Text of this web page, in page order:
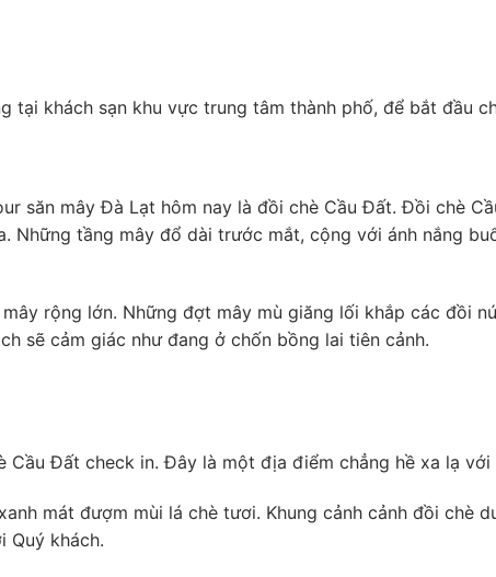
tại khách sạn khu vực trung tâm thành phố, để bắt đầu
săn mây Đà Lạt hôm nay là đồi chè Cầu Đất. Đồi chè
tầng mây đổ dài trước mắt, cộng với ánh nắng
rộng lớn. Những đợt mây mù giăng lối khắp các đồi
sẽ cảm giác như đang ở chốn bồng lai tiên cảnh.
Cầu Đất check in. Đây là một địa điểm chẳng hề xa lạ
mát đượm mùi lá chè tươi. Khung cảnh cảnh đồi chè
Quý khách.